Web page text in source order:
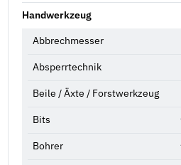
Handwerkzeug
Abbrechmesser
Absperrtechnik
Beile / Äxte / Forstwerkzeug
Bits
Bohrer